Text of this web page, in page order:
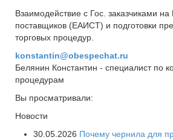
Взаимодействие с Гос. заказчиками
поставщиков (ЕАИСТ) и подготовки
торговых процедур.
konstantin@obespechat.ru
Белянин Константин - специалист по
процедурам
Вы просматривали:
Новости
30.05.2026 Почему чернила для